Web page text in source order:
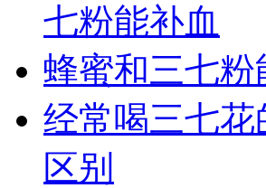
七粉能补血
蜂蜜和三七
经常喝三七
区别